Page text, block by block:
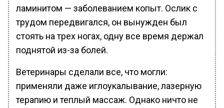
ламинитом — заболеванием копыт. Ослик с
трудом передвигался, он вынужден был
стоять на трех ногах, одну все время держал
поднятой из-за болей.
Ветеринары сделали все, что могли:
применяли даже иглоукалывание, лазерную
терапию и теплый массаж. Однако ничто не